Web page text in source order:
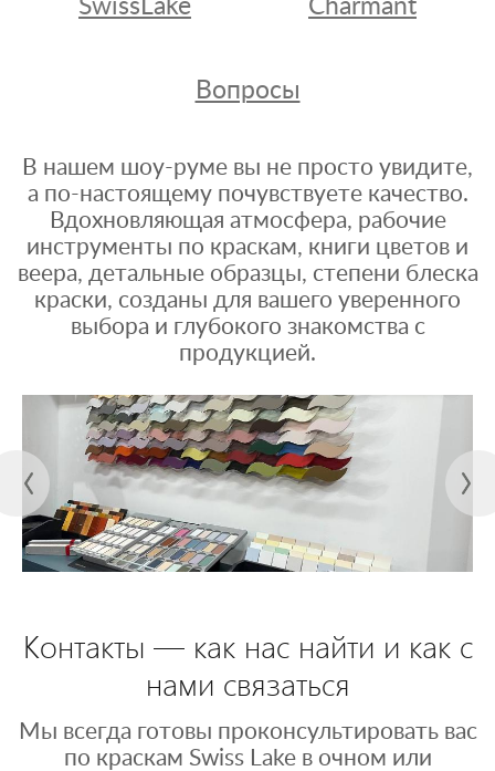
SwissLake Charmant
Вопросы
В нашем шоу-руме вы не просто увидите,
а по-настоящему почувствуете качество.
Вдохновляющая атмосфера, рабочие
инструменты по краскам, книги цветов и
веера, детальные образцы, степени блеска
краски, созданы для вашего уверенного
выбора и глубокого знакомства с
продукцией.
Контакты — как нас найти и как с
нами связаться
Мы всегда готовы проконсультировать вас
по краскам Swiss Lake в очном или